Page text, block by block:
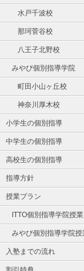
水戸千波校
那珂菅谷校
八王子北野校
みやび個別指導学院
町田小山ヶ丘校
神奈川厚木校
小学生の個別指導
中学生の個別指導
高校生の個別指導
指導方針
授業プラン
ITTO個別指導学院授
みやび個別指導学院授
入塾までの流れ